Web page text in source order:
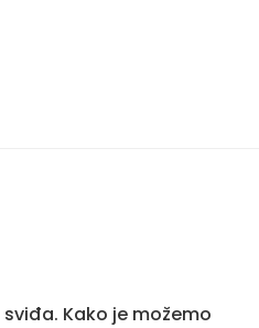
Kako je možemo